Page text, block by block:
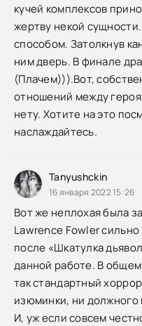
кучей комплексов
жертву некой
способом. Затолкнув
ним дверь. В финале
(Плачем))).Вот,
отношений между
нету. Хотите на это
наслаждайтесь.
Tanyushckin
16 января 2022 15:26
Вот же неплохая была
Lawrence Fowler
после «Шкатулка
данной работе. В
так стандартный
изюминки, ни должного
И, уж если совсем